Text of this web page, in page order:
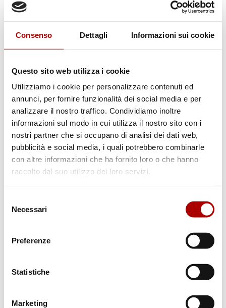
Consenso Dettagli Informazioni sui cookie
Questo sito web utilizza i cookie
Utilizziamo i cookie per personalizzare contenuti ed
annunci, per fornire funzionalità dei social media e per
analizzare il nostro traffico. Condividiamo inoltre
informazioni sul modo in cui utilizza il nostro sito con i
nostri partner che si occupano di analisi dei dati web,
pubblicità e social media, i quali potrebbero combinarle
con altre informazioni che ha fornito loro o che hanno
raccolto dal suo utilizzo dei loro servizi.
delNecessari
Preferenze
Statistiche
Marketing
Scheda prodotto